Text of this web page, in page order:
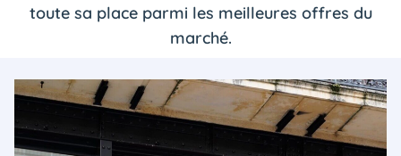
toute sa place parmi les meilleures offres du
marché.